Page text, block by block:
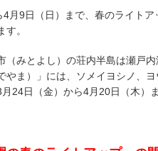
月9日（日）まで、春のライト
。
（みとよし）の荘内半島は瀬戸
やま）」には、ソメイヨシノ、
24日（金）から4月20日（木）